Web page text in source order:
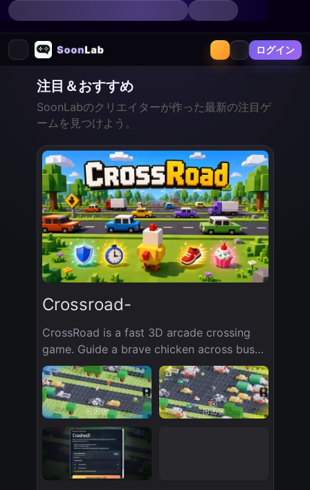
無料AIゲームをオンラインで
ログイン
注目＆おすすめ
SoonLabのクリエイターが作った最新の注目ゲ
ームを見つけよう。
Crossroad-
CrossRoad is a fast 3D arcade crossing
game. Guide a brave chicken across busy
roads, dodge speeding cars, grab power-
up items, and push for a higher score.
Each lane demands timing, quick
reactions, and a little courage as the
traffic grows more dangerous. Controls:
Use the arrow keys or WASD to move
forward, back, left, and right. On touch
screens, tap the on-screen arrow buttons.